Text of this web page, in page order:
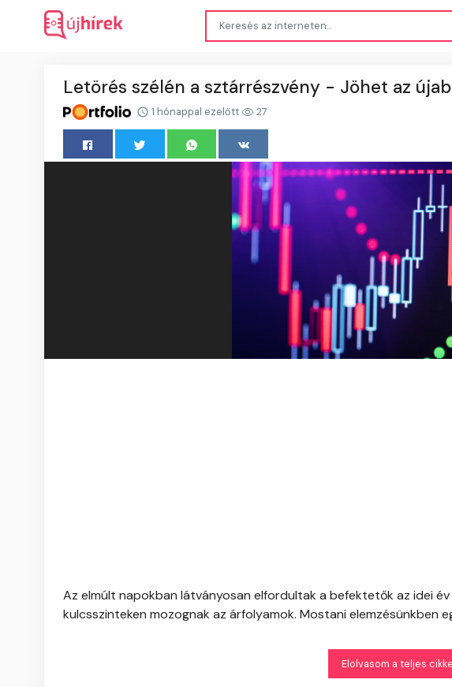
Letörés szélén a sztárrészvény - Jöhet az
1 hónappal ezelőtt 27
Az elmúlt napokban látványosan elfordultak a befektetők az idei
kulcsszinteken mozognak az árfolyamok. Mostani elemzésünkben
Elolvasom a teljes